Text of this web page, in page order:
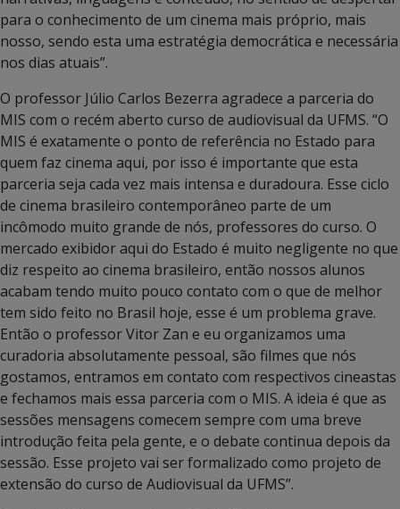
para o conhecimento de um cinema mais próprio, mais
nosso, sendo esta uma estratégia democrática e necessária
nos dias atuais”.
O professor Júlio Carlos Bezerra agradece a parceria do
MIS com o recém aberto curso de audiovisual da UFMS. “O
MIS é exatamente o ponto de referência no Estado para
quem faz cinema aqui, por isso é importante que esta
parceria seja cada vez mais intensa e duradoura. Esse ciclo
de cinema brasileiro contemporâneo parte de um
incômodo muito grande de nós, professores do curso. O
mercado exibidor aqui do Estado é muito negligente no que
diz respeito ao cinema brasileiro, então nossos alunos
acabam tendo muito pouco contato com o que de melhor
tem sido feito no Brasil hoje, esse é um problema grave.
Então o professor Vitor Zan e eu organizamos uma
curadoria absolutamente pessoal, são filmes que nós
gostamos, entramos em contato com respectivos cineastas
e fechamos mais essa parceria com o MIS. A ideia é que as
sessões mensagens comecem sempre com uma breve
introdução feita pela gente, e o debate continua depois da
sessão. Esse projeto vai ser formalizado como projeto de
extensão do curso de Audiovisual da UFMS”.